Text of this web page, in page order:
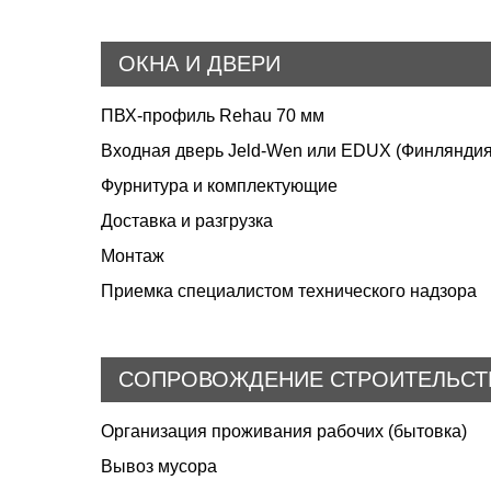
ОКНА И ДВЕРИ
ПВХ-профиль Rehau 70 мм
Входная дверь Jeld-Wen или EDUX
Фурнитура и комплектующие
Доставка и разгрузка
Монтаж
Приемка специалистом технического надзора
СОПРОВОЖДЕНИЕ
Организация проживания рабочих (бытовка)
Вывоз мусора